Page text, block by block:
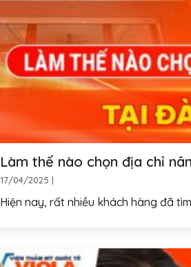
Làm thế nào chọn địa chỉ
17/04/2025 |
Hiện nay, rất nhiều khách hàng đã